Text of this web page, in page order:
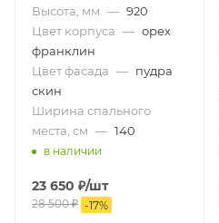
Высота, мм — 920
Цвет корпуса — орех
франклин
Цвет фасада — пудра
скин
Ширина спального
места, см — 140
в наличии
23 650 ₽/шт
28 500₽ -17%